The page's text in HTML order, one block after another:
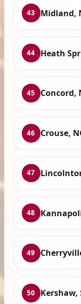
43 Midland,
44 Heath
45 Concord,
46 Crouse,
47
48
49
50 Kershaw,